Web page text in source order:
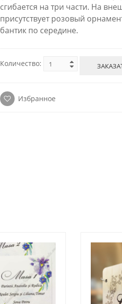
сгибается на три части. На
присутствует розовый
бантик по середине.
Количество:
Избранное